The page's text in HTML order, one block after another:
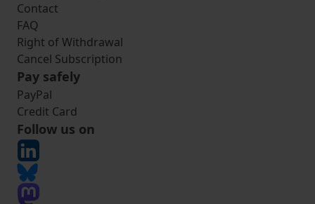
Contact
FAQ
Right of Withdrawal
Cancel Subscription
Pay safely
PayPal
Credit Card
Follow us on